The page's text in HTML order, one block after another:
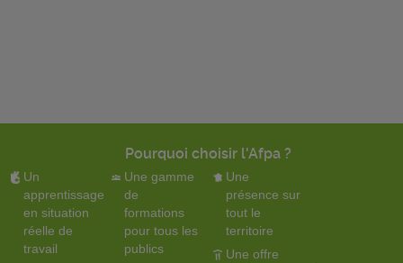
Pourquoi choisir l'Afpa ?
Un
apprentissage
en situation
réelle de
travail
Une gamme
de
formations
pour tous les
publics
Une
présence sur
tout le
territoire
Une offre